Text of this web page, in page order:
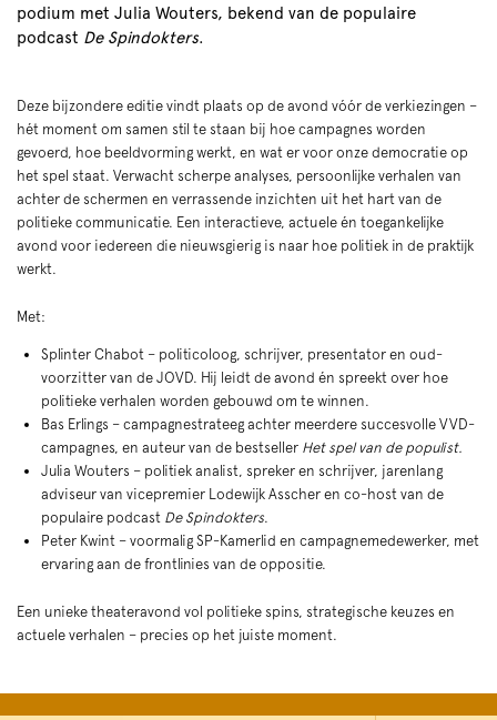
podium met Julia Wouters, bekend van de populaire
podcast De Spindokters.
Deze bijzondere editie vindt plaats op de avond vóór de verkiezingen –
hét moment om samen stil te staan bij hoe campagnes worden
gevoerd, hoe beeldvorming werkt, en wat er voor onze democratie op
het spel staat. Verwacht scherpe analyses, persoonlijke verhalen van
achter de schermen en verrassende inzichten uit het hart van de
politieke communicatie. Een interactieve, actuele én toegankelijke
avond voor iedereen die nieuwsgierig is naar hoe politiek in de praktijk
werkt.
Met:
Splinter Chabot – politicoloog, schrijver, presentator en oud-
voorzitter van de JOVD. Hij leidt de avond én spreekt over hoe
politieke verhalen worden gebouwd om te winnen.
Bas Erlings – campagnestrateeg achter meerdere succesvolle VVD-
campagnes, en auteur van de bestseller Het spel van de populist.
Julia Wouters – politiek analist, spreker en schrijver, jarenlang
adviseur van vicepremier Lodewijk Asscher en co-host van de
populaire podcast De Spindokters.
Peter Kwint – voormalig SP-Kamerlid en campagnemedewerker, met
ervaring aan de frontlinies van de oppositie.
Een unieke theateravond vol politieke spins, strategische keuzes en
actuele verhalen – precies op het juiste moment.